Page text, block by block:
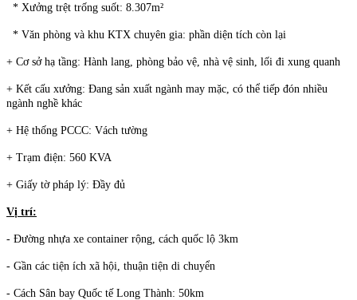
* Xưởng trệt trống suốt: 8.307m²
* Văn phòng và khu KTX chuyên gia: phần diện tích còn lại
+ Cơ sở hạ tầng: Hành lang, phòng bảo vệ, nhà vệ sinh, lối đi xung quanh
+ Kết cấu xưởng: Đang sản xuất ngành may mặc, có thể tiếp đón nhiều
ngành nghề khác
+ Hệ thống PCCC: Vách tường
+ Trạm điện: 560 KVA
+ Giấy tờ pháp lý: Đầy đủ
Vị trí:
- Đường nhựa xe container rộng, cách quốc lộ 3km
- Gần các tiện ích xã hội, thuận tiện di chuyển
- Cách Sân bay Quốc tế Long Thành: 50km